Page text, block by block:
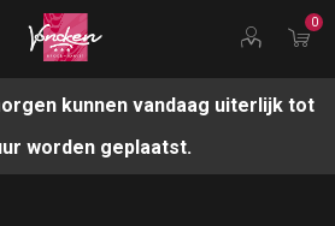
0
kunnen vandaag uiterlijk tot
worden geplaatst.